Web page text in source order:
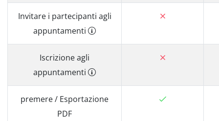
Invitare i partecipanti agli
appuntamenti
Iscrizione agli
appuntamenti
premere / Esportazione
PDF